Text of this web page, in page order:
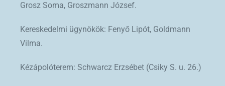
Grosz Soma, Groszmann József.
Kereskedelmi ügynökök: Fenyő Lipót, Goldmann
Vilma.
Kézápolóterem: Schwarcz Erzsébet (Csiky S. u. 26.)